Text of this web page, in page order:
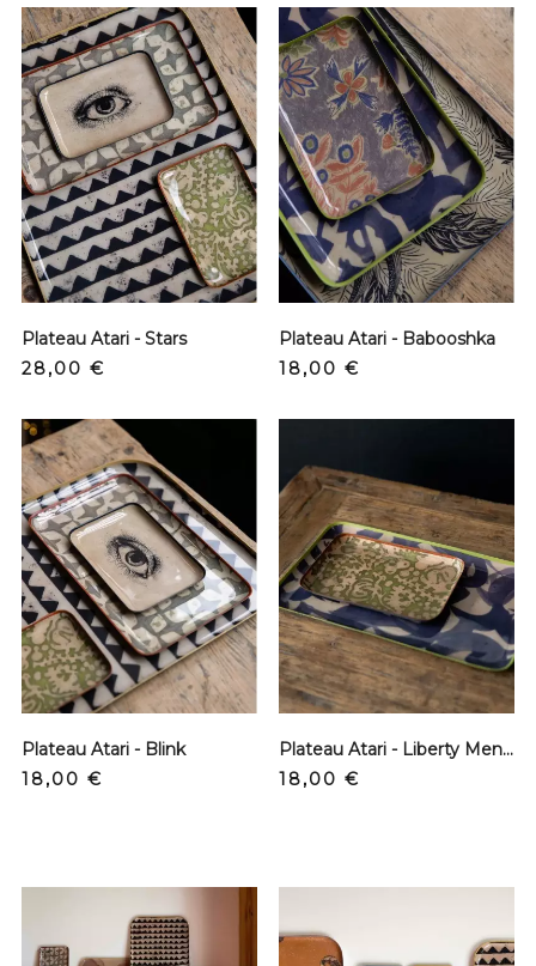
Plateau Atari - Stars
Prix
28,00 €
Plateau Atari - Babooshka
Prix
18,00 €
Plateau Atari - Blink
Prix
18,00 €
Plateau Atari - Liberty Menthe
Prix
18,00 €